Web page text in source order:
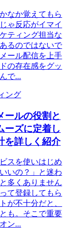
なか覚えてもら
ゃ反応がイマイ
ティング担当な
るのではないで
ール配信を上手
の存在感をグッ
で...
ング
ールの役割と
ーズに定着し
を詳しく紹介
スを使いはじめ
いの？」と迷わ
多くありません
て登録してもら
が不十分だと、
も。そこで重要
ン...